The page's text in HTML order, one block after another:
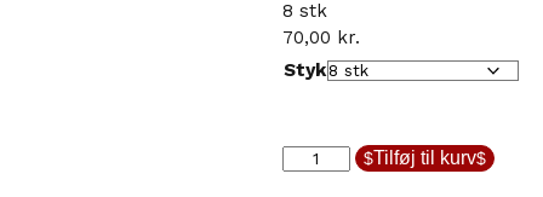
8 stk
70,00 kr.
Styk
Pose
Tilføj til kurv